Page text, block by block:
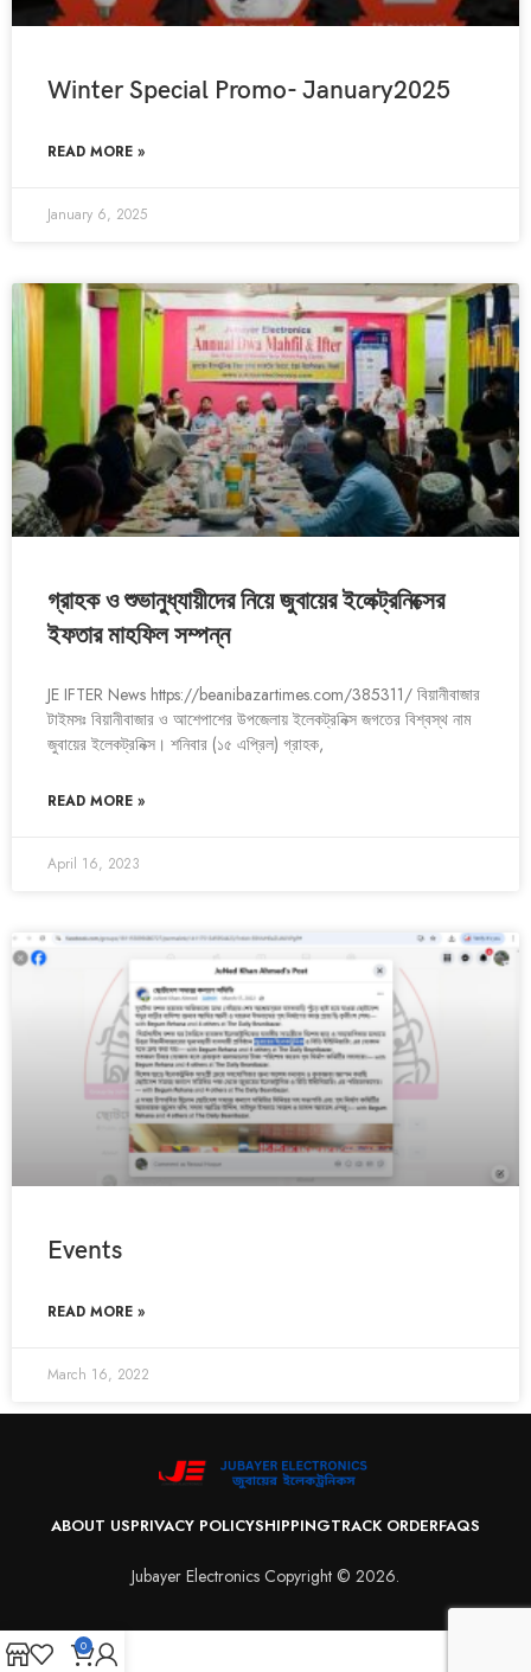
Winter Special Promo- January2025
READ MORE »
January 6, 2025
গ্রাহক ও শুভানুধ্যায়ীদের নিয়ে জুবায়ের ইলেক্ট্রনিক্সের
ইফতার মাহফিল সম্পন্ন
JE IFTER News https://beanibazartimes.com/385311/ বিয়ানীবাজার
টাইমসঃ বিয়ানীবাজার ও আশেপাশের উপজেলায় ইলেকট্রনিক্স জগতের বিশ্বস্থ নাম
জুবায়ের ইলেকট্রনিক্স। শনিবার (১৫ এপ্রিল) গ্রাহক,
READ MORE »
April 16, 2023
Events
READ MORE »
March 16, 2022
ABOUT USPRIVACY POLICYSHIPPINGTRACK ORDERFAQS
Jubayer Electronics Copyright © 2026.
0